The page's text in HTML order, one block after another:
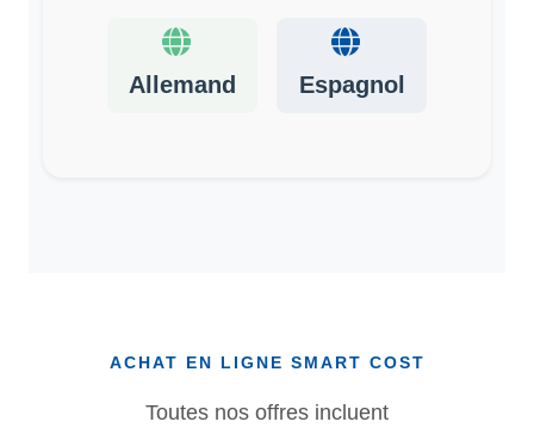
Allemand Espagnol
ACHAT EN LIGNE SMART COST
Toutes nos offres incluent